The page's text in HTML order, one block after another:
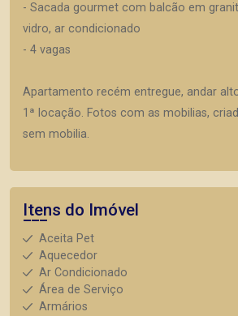
- Sacada gourmet com balcão em
vidro, ar condicionado
- 4 vagas
Apartamento recém entregue, andar
1ª locação. Fotos com as mobilias,
sem mobilia.
Itens do Imóvel
Aceita Pet
Aquecedor
Ar Condicionado
Área de Serviço
Armários